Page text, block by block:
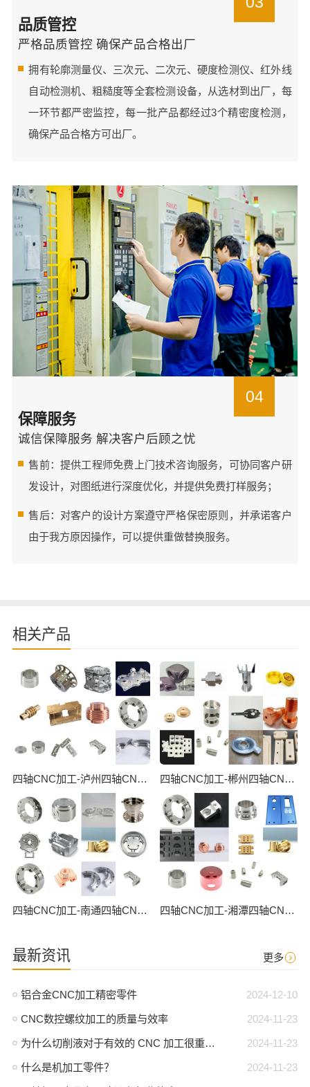
品质管控
严格品质管控 确保产品合格出厂
拥有轮廓测量仪、三次元、二次元、硬度检测仪、红外线
自动检测机、粗糙度等全套检测设备，从选材到出厂，每
一环节都严密监控，每一批产品都经过3个精密度检测，
确保产品合格方可出厂。
04
保障服务
诚信保障服务 解决客户后顾之忧
售前：提供工程师免费上门技术咨询服务，可协同客户研
发设计，对图纸进行深度优化，并提供免费打样服务；
售后：对客户的设计方案遵守严格保密原则，并承诺客户
由于我方原因操作，可以提供重做替换服务。
相关产品
四轴CNC加工-泸州四轴CNC数控加工 四轴CNC加工-郴州四轴CNC数控加工
四轴CNC加工-南通四轴CNC数控加工 四轴CNC加工-湘潭四轴CNC数控加工
最新资讯 更多
2024-12-10
铝合金CNC加工精密零件
2024-11-23
CNC数控螺纹加工的质量与效率
2024-11-23
为什么切削液对于有效的 CNC 加工很重要？
2024-11-23
什么是机加工零件？